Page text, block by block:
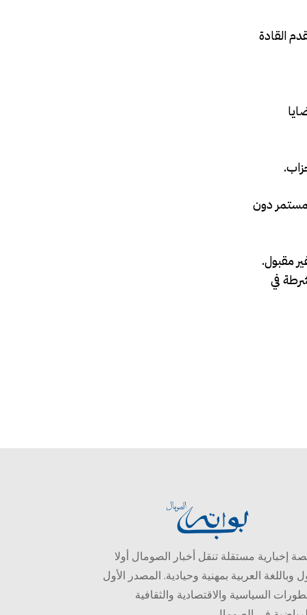
القادة
دون
مقبول.
في
إخبارية مستقلة تنقل أخبار الصومال أولا
وباللغة العربية بمهنية وحيادية. المصدر الأول
السياسية والاقتصادية والثقافية